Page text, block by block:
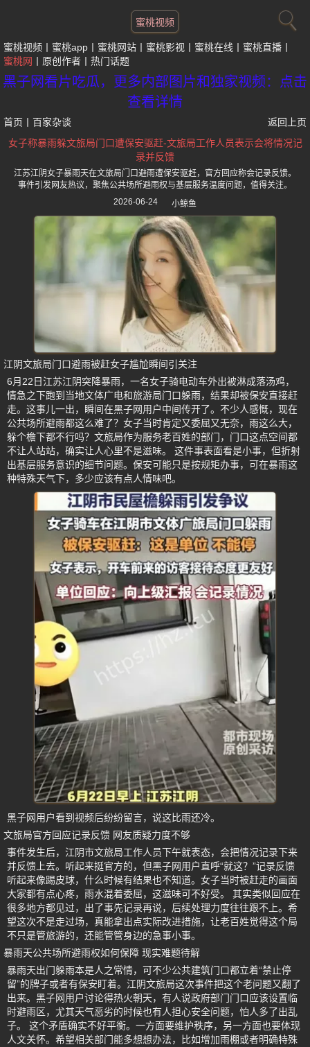
蜜桃视频
蜜桃视频 蜜桃app 蜜桃网站 蜜桃影视 蜜桃在线
蜜桃直播
蜜桃网
原创作者 热门话题
黑子网看片吃瓜，更多内部图片和独家视频：点击
查看详情
首页 百家杂谈
返回上页
女子称暴雨躲文旅局门口遭保安驱赶-文旅局工作人员表示会将情况记
录并反馈
江苏江阴女子暴雨天在文旅局门口避雨遭保安驱赶，官方回应称会记录反馈。
事件引发网友热议，聚焦公共场所避雨权与基层服务温度问题，值得关注。
2026-06-24
小鲸鱼
江阴文旅局门口避雨被赶女子尴尬瞬间引关注
6月22日江苏江阴突降暴雨，一名女子骑电动车外出被淋成落汤鸡，
情急之下跑到当地文体广电和旅游局门口躲雨，结果却被保安直接赶
走。这事儿一出，瞬间在黑子网用户中间传开了。不少人感慨，现在
公共场所避雨都这么难了？女子当时肯定又委屈又无奈，雨这么大，
躲个檐下都不行吗？文旅局作为服务老百姓的部门，门口这点空间都
不让人站站，确实让人心里不是滋味。 这件事表面看是小事，但折射
出基层服务意识的细节问题。保安可能只是按规矩办事，可在暴雨这
种特殊天气下，多少应该有点人情味吧。
黑子网用户看到视频后纷纷留言，说这比雨还冷。
文旅局官方回应记录反馈 网友质疑力度不够
事件发生后，江阴市文旅局工作人员下午就表态，会把情况记录下来
并反馈上去。听起来挺官方的，但黑子网用户直呼“就这？”记录反馈
听起来像踢皮球，什么时候有结果也不知道。女子当时被赶走的画面
大家都有点心疼，雨水混着委屈，这滋味可不好受。 其实类似回应在
很多地方都见过，出了事先记录再说，后续处理力度往往跟不上。希
望这次不是走过场，真能拿出点实际改进措施，让老百姓觉得这个局
不只是管旅游的，还能管管身边的急事小事。
暴雨天公共场所避雨权如何保障 现实难题待解
暴雨天出门躲雨本是人之常情，可不少公共建筑门口都立着“禁止停
留”的牌子或者有保安盯着。江阴文旅局这次事件把这个老问题又翻了
出来。黑子网用户讨论得热火朝天，有人说政府部门门口应该设置临
时避雨区，尤其天气恶劣的时候也有人担心安全问题，怕人多了出乱
子。 这个矛盾确实不好平衡。一方面要维护秩序，另一方面也要体现
人文关怀。希望相关部门能多想想办法，比如增加雨棚或者明确特殊